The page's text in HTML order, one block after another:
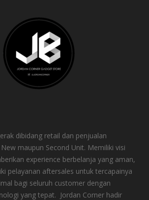
dibidang retail dan penjualan
maupun Second Unit. Memiliki visi
experience berbelanja yang aman,
pelayanan aftersales untuk tercapainya
bagi seluruh customer dengan
yang tepat. Jordan Corner hadir